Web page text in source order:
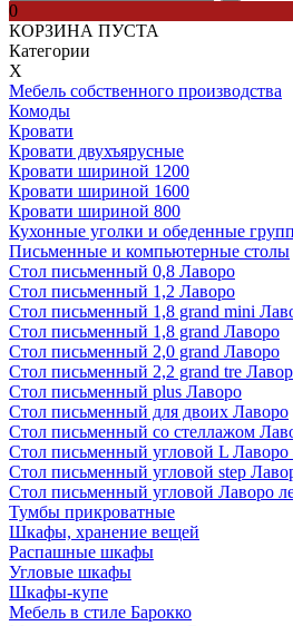
0
КОРЗИНА ПУСТА
Категории
Х
Мебель собственного производства
Комоды
Кровати
Кровати двухъярусные
Кровати шириной 1200
Кровати шириной 1600
Кровати шириной 800
Кухонные уголки и обеденные
Письменные и компьютерные столы
Стол письменный 0,8 Лаворо
Стол письменный 1,2 Лаворо
Стол письменный 1,8 grand mini
Стол письменный 1,8 grand Лаворо
Стол письменный 2,0 grand Лаворо
Стол письменный 2,2 grand tre
Стол письменный plus Лаворо
Стол письменный для двоих Лаворо
Стол письменный со стеллажом
Стол письменный угловой L
Стол письменный угловой step
Стол письменный угловой Лаворо
Тумбы прикроватные
Шкафы, хранение вещей
Распашные шкафы
Угловые шкафы
Шкафы-купе
Мебель в стиле Барокко